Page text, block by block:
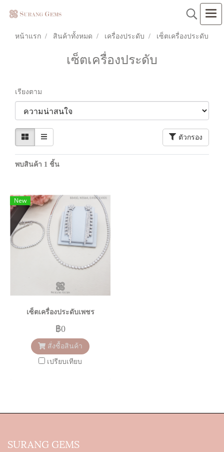
หน้าแรก สินค้าทั้งหมด เครื่องประดับ เซ็ตเครื่องประดับ
เซ็ตเครื่องประดับ
เรียงตาม
ตัวกรอง
พบสินค้า 1 ชิ้น
New
เซ็ตเครื่องประดับเพชร
฿0
สั่งซื้อสินค้า
เปรียบเทียบ
SURANG GEMS